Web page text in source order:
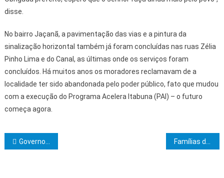
disse.
No bairro Jaçanã, a pavimentação das vias e a pintura da
sinalização horizontal também já foram concluídas nas ruas Zélia
Pinho Lima e do Canal, as últimas onde os serviços foram
concluídos. Há muitos anos os moradores reclamavam de a
localidade ter sido abandonada pelo poder público, fato que mudou
com a execução do Programa Acelera Itabuna (PAI) – o futuro
começa agora.
Navegação de Post
Governo da Bahia fortalece cultura do estado com patrocínios da Bahiagás no Carnaval 2025 Famílias do CRAS de Olivença recebem entregas do Programa de Aquisição de Alimentos